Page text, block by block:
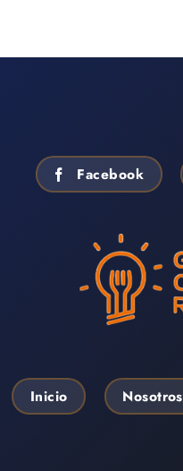
Facebook
Inicio Nosotros